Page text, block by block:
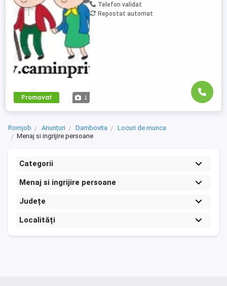
Promovat 1
Telefon validat
Repostat automat
Romjob Anunțuri Dambovita
Locuri de munca
Menaj si ingrijire persoane
Categorii
Menaj si ingrijire persoane
Județe
Localități